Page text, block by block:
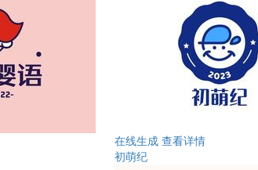
在线生成 查看详情
初萌纪